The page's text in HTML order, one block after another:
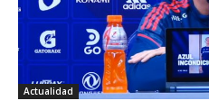
Actualidad